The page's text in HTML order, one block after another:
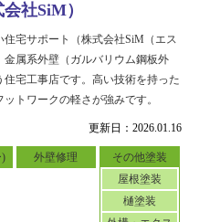
更新日：2026.01.16
) 外壁修理
その他塗装
屋根塗装
樋塗装
社SiM）
宅サポート（株式会社SiM（エス
属系外壁（ガルバリウム鋼板外
宅工事店です。高い技術を持った
トワークの軽さが強みです。